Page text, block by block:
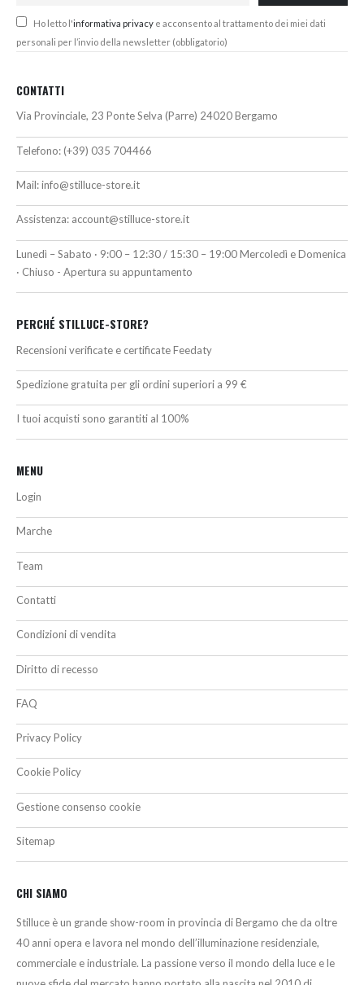
Ho letto l'informativa privacy e acconsento al trattamento dei miei dati
personali per l’invio della newsletter (obbligatorio)
CONTATTI
Via Provinciale, 23 Ponte Selva (Parre) 24020 Bergamo
Telefono: (+39) 035 704466
Mail:info@stilluce-store.it
Assistenza: account@stilluce-store.it
Lunedì – Sabato · 9:00 – 12:30 / 15:30 – 19:00 Mercoledì e Domenica
· Chiuso - Apertura su appuntamento
PERCHÉ STILLUCE-STORE?
Recensioni verificate e certificate Feedaty
Spedizione gratuita per gli ordini superiori a 99 €
I tuoi acquisti sono garantiti al 100%
MENU
Login
Marche
Team
Contatti
Condizioni di vendita
Diritto di recesso
FAQ
Privacy Policy
Cookie Policy
Gestione consenso cookie
Sitemap
CHI SIAMO
Stilluce è un grande show-room in provincia di Bergamo che da oltre
40 anni opera e lavora nel mondo dell’illuminazione residenziale,
commerciale e industriale. La passione verso il mondo della luce e le